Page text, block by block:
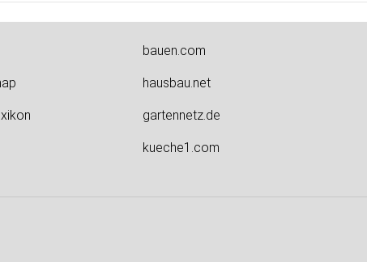
bauen.com
hausbau.net
gartennetz.de
kueche1.com